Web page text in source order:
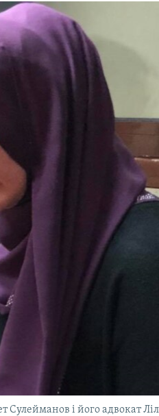
Сулейманов і його адвокат